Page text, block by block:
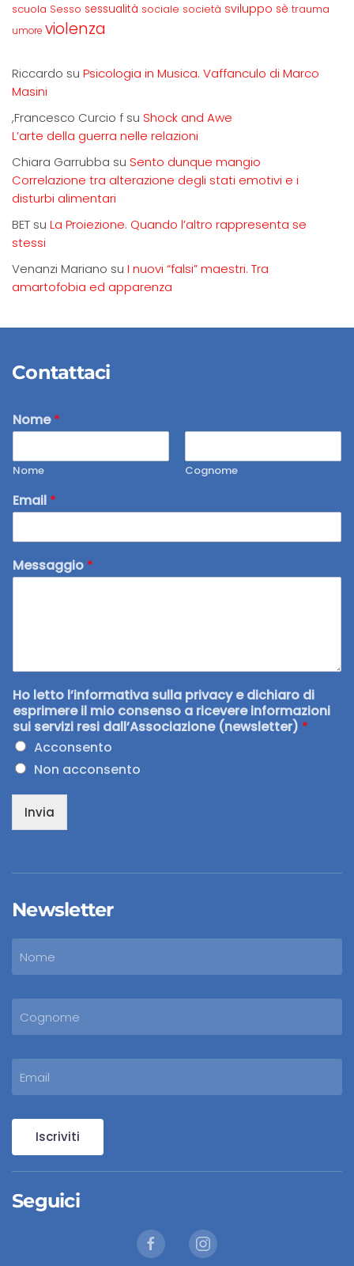
scuola Sesso sessualità sociale società sviluppo sè trauma
umore violenza
Riccardo su Psicologia in Musica. Vaffanculo di Marco
Masini
,Francesco Curcio f su Shock and Awe
L’arte della guerra nelle relazioni
Chiara Garrubba su Sento dunque mangio
Correlazione tra alterazione degli stati emotivi e i
disturbi alimentari
BET su La Proiezione. Quando l’altro rappresenta se
stessi
Venanzi Mariano su I nuovi “falsi” maestri. Tra
amartofobia ed apparenza
Contattaci
Nome*
Nome Cognome
Email *
Messaggio *
Ho letto l’informativa sulla privacy e dichiaro di
esprimere il mio consenso a ricevere informazioni
sui servizi resi dall’Associazione (newsletter) *
Acconsento
Non acconsento
Invia
Newsletter
Iscriviti
Seguici